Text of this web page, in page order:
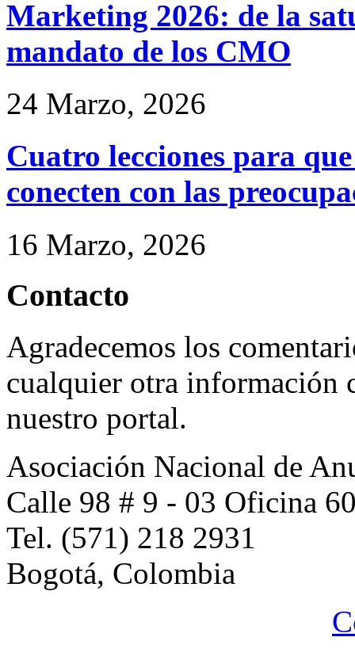
Marketing 2026: de la
mandato de los CMO
24 Marzo, 2026
Cuatro lecciones para
conecten con las
16 Marzo, 2026
Contacto
Agradecemos los
cualquier otra información
nuestro portal.
Asociación Nacional de
Calle 98 # 9 - 03 Oficina
Tel. (571) 218 2931
Bogotá, Colombia